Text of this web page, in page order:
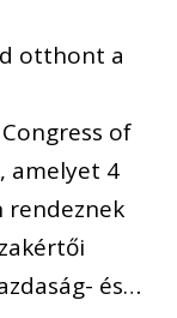
otthont a
of
amelyet 4
rendeznek
és…